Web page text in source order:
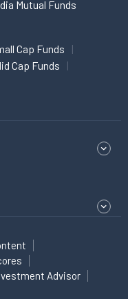
Mutual Funds
Cap Funds
Cap Funds
Advisor